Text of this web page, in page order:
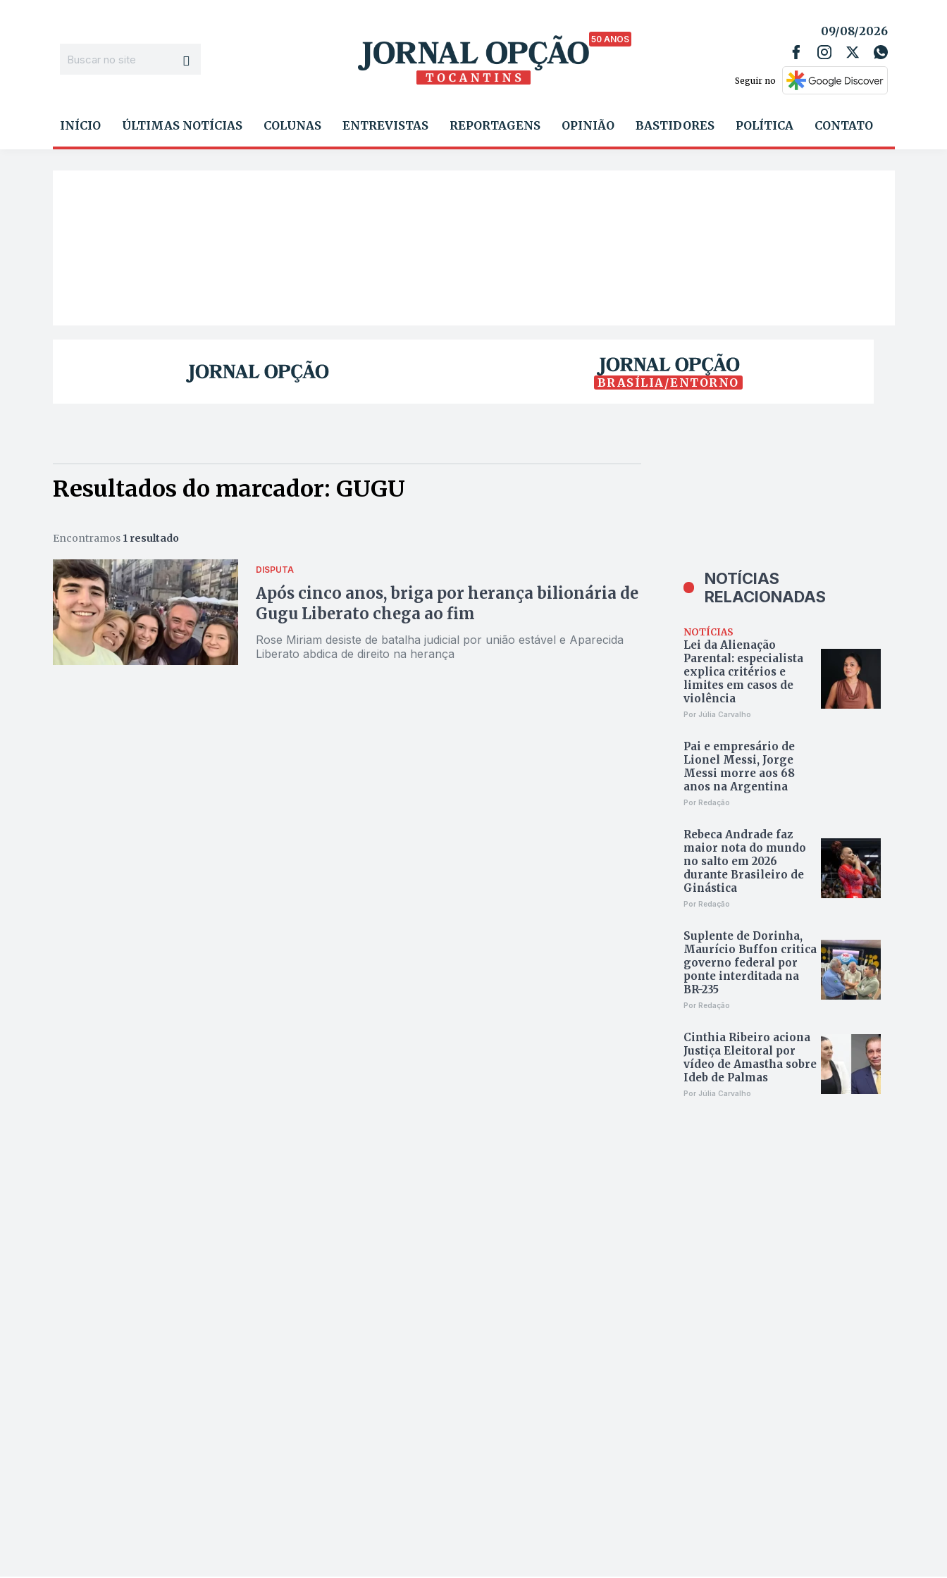
50 ANOS
09/08/2026
Seguir no
INÍCIO ÚLTIMAS NOTÍCIAS COLUNAS ENTREVISTAS REPORTAGENS OPINIÃO BASTIDORES POLÍTICA CONTATO
BRASÍLIA/ENTORNO
Resultados do marcador: GUGU
Encontramos 1 resultado
DISPUTA
Após cinco anos, briga por herança bilionária de
Gugu Liberato chega ao fim
Rose Miriam desiste de batalha judicial por união estável e Aparecida
Liberato abdica de direito na herança
NOTÍCIAS
RELACIONADAS
NOTÍCIAS
Lei da Alienação
Parental: especialista
explica critérios e
limites em casos de
violência
Por Júlia Carvalho
Pai e empresário de
Lionel Messi, Jorge
Messi morre aos 68
anos na Argentina
Por Redação
Rebeca Andrade faz
maior nota do mundo
no salto em 2026
durante Brasileiro de
Ginástica
Por Redação
Suplente de Dorinha,
Maurício Buffon critica
governo federal por
ponte interditada na
BR-235
Por Redação
Cinthia Ribeiro aciona
Justiça Eleitoral por
vídeo de Amastha sobre
Ideb de Palmas
Por Júlia Carvalho